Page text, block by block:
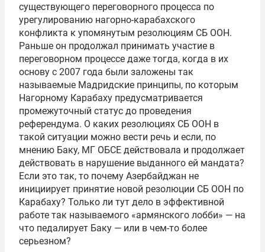
существующего переговорного процесса по
урегулированию нагорно-карабахского
конфликта к упомянутым резолюциям СБ ООН.
Раньше он продолжал принимать участие в
переговорном процессе даже тогда, когда в их
основу с 2007 года были заложены так
называемые Мадридские принципы, по которым
Нагорному Карабаху предусматривается
промежуточный статус до проведения
референдума. О каких резолюциях СБ ООН в
такой ситуации можно вести речь и если, по
мнению Баку, МГ ОБСЕ действовала и продолжает
действовать в нарушение выданного ей мандата?
Если это так, то почему Азербайджан не
инициирует принятие новой резолюции СБ ООН по
Карабаху? Только ли тут дело в эффективной
работе так называемого «армянского лобби» — на
что педалирует Баку — или в чем-то более
серьезном?